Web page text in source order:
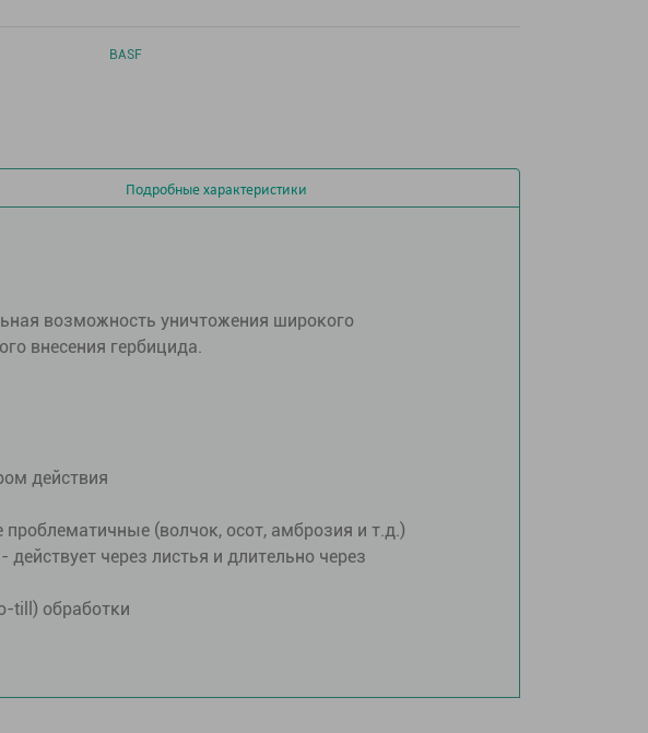
BASF
Подробные характеристики
возможность уничтожения широкого
внесения гербицида.
действия
(волчок, осот, амброзия и т.д.)
через листья и длительно через
till) обработки